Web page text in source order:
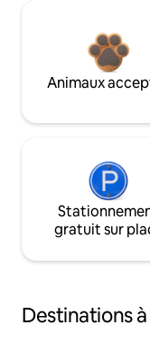
Animaux
gratuit sur
Destinations